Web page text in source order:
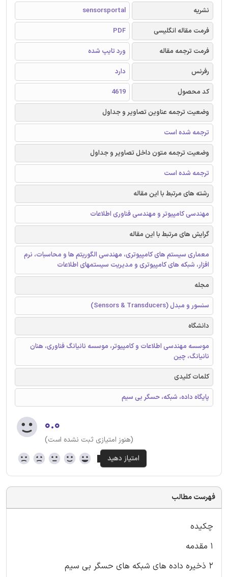
نشریه
sensorsportal
فرمت مقاله انگلیسی
PDF
فرمت ترجمه مقاله
ورد تایپ شده
رفرنس
دارد
کد محصول
4619
وضعیت ترجمه عناوین تصاویر و جداول
ترجمه شده است
وضعیت ترجمه متون داخل تصاویر و جداول
ترجمه شده است
رشته های مرتبط با این مقاله
مهندسی کامپیوتر و مهندسی فناوری اطلاعات
گرایش های مرتبط با این مقاله
معماری سیستم های کامپیوتری، مهندسی الگوریتم ها و محاسبات، نرم
افزار، شبکه های کامپیوتری و مدیریت سیستمهای اطلاعات
مجله
سنسور و مبدل (Sensors & Transducers)
دانشگاه
موسسه مهندسی اطلاعات و کامپیوتر، موسسه نانیانگ فناوری، هنان
نانیانگ، چین
کلمات کلیدی
پایگاه داده، شبکه، حسگر بی سیم
۰.۰
(هنوز امتیازی ثبت نشده است)
فهرست مطالب
چکیده
۱ مقدمه
۲ ذخیره داده های شبکه های حسگر بی سیم